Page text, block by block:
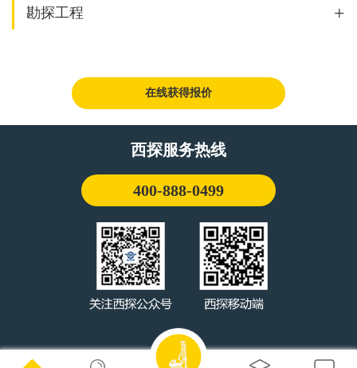
勘探工程 +
在线获得报价
西探服务热线
400-888-0499